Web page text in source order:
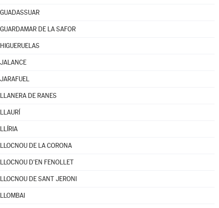
GUADASSUAR
GUARDAMAR DE LA SAFOR
HIGUERUELAS
JALANCE
JARAFUEL
LLANERA DE RANES
LLAURÍ
LLÍRIA
LLOCNOU DE LA CORONA
LLOCNOU D'EN FENOLLET
LLOCNOU DE SANT JERONI
LLOMBAI